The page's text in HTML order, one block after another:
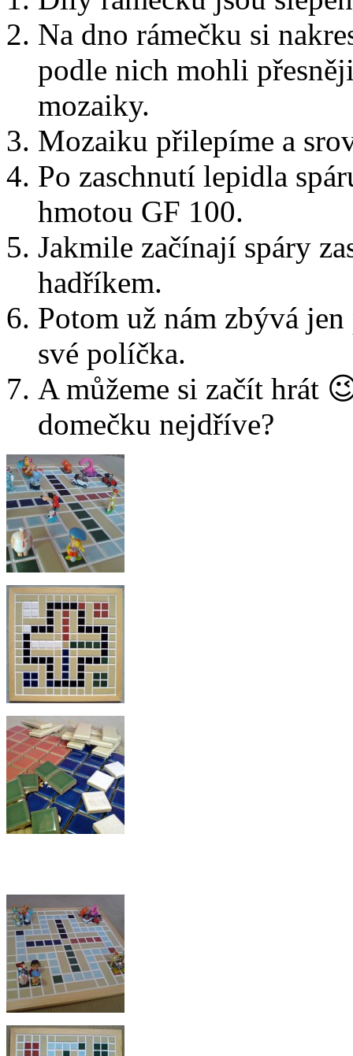
Na dno rámečku si
podle nich mohli
mozaiky.
Mozaiku přilepíme a
Po zaschnutí lepidla
hmotou GF 100.
Jakmile začínají spáry
hadříkem.
Potom už nám zbývá
své políčka.
A můžeme si začít hrát
domečku nejdříve?